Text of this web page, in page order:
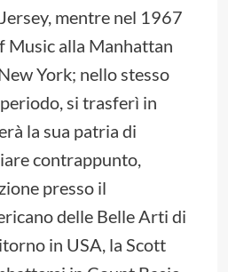
mentre nel 1967
Music alla Manhattan
York; nello stesso
si trasferì in
la sua patria di
contrappunto,
presso il
delle Belle Arti di
in USA, la Scott